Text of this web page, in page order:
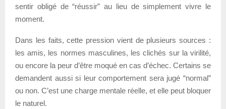
sentir obligé de “réussir” au lieu de simplement vivre le
moment.
Dans les faits, cette pression vient de plusieurs sources :
les amis, les normes masculines, les clichés sur la virilité,
ou encore la peur d’être moqué en cas d’échec. Certains se
demandent aussi si leur comportement sera jugé “normal”
ou non. C’est une charge mentale réelle, et elle peut bloquer
le naturel.